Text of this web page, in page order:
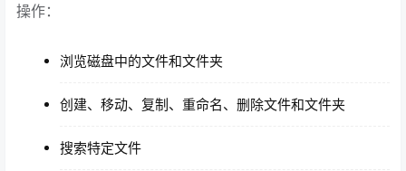
操作：
浏览磁盘中的文件和文件夹
创建、移动、复制、重命名、删除文件和文件夹
搜索特定文件